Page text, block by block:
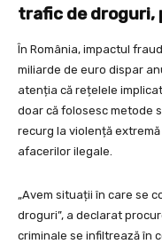
trafic de droguri,
În România, impactul
miliarde de euro dispar
atenția că rețelele
doar că folosesc metode
recurg la violență
afacerilor ilegale.
„Avem situații în care se
droguri”, a declarat
criminale se infiltrează în